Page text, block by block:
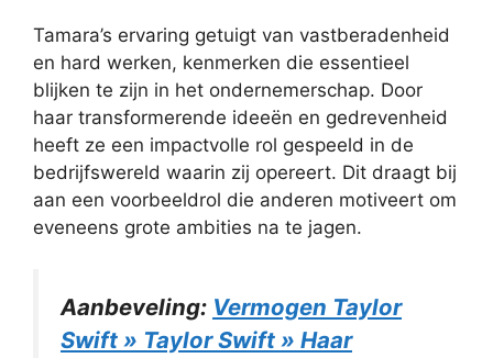
Tamara’s ervaring getuigt van vastberadenheid
en hard werken, kenmerken die essentieel
blijken te zijn in het ondernemerschap. Door
haar transformerende ideeën en gedrevenheid
heeft ze een impactvolle rol gespeeld in de
bedrijfswereld waarin zij opereert. Dit draagt bij
aan een voorbeeldrol die anderen motiveert om
eveneens grote ambities na te jagen.
Aanbeveling: Vermogen Taylor
Swift » Taylor Swift » Haar